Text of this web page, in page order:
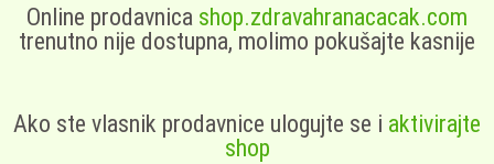
Online prodavnica shop.zdravahranacacak.com
trenutno nije dostupna, molimo pokušajte kasnije
Ako ste vlasnik prodavnice ulogujte se i aktivirajte
shop